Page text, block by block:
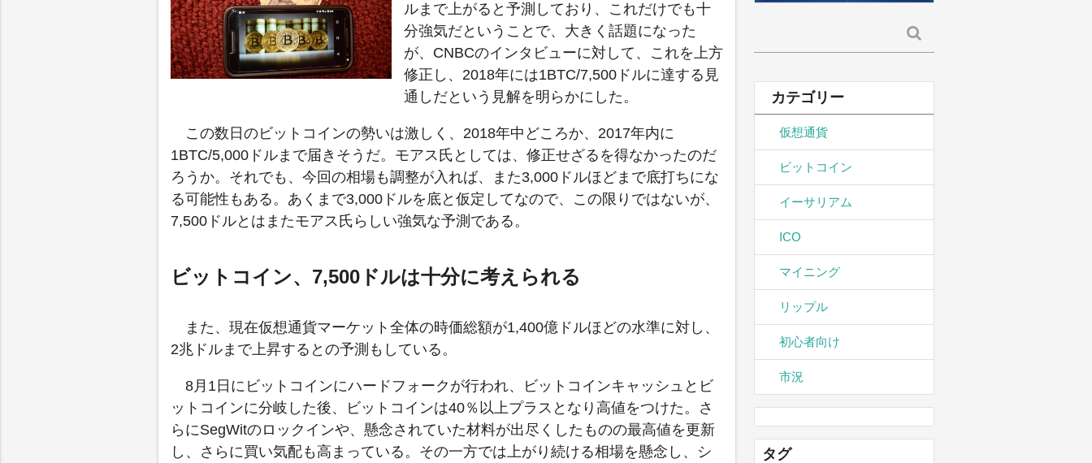
ルまで上がると予測しており、これだけでも十
分強気だということで、大きく話題になった
が、CNBCのインタビューに対して、これを上方
修正し、2018年には1BTC/7,500ドルに達する見
通しだという見解を明らかにした。
この数日のビットコインの勢いは激しく、2018年中どころか、2017年内に
1BTC/5,000ドルまで届きそうだ。モアス氏としては、修正せざるを得なかったのだ
ろうか。それでも、今回の相場も調整が入れば、また3,000ドルほどまで底打ちにな
る可能性もある。あくまで3,000ドルを底と仮定してなので、この限りではないが、
7,500ドルとはまたモアス氏らしい強気な予測である。
ビットコイン、7,500ドルは十分に考えられる
また、現在仮想通貨マーケット全体の時価総額が1,400億ドルほどの水準に対し、
2兆ドルまで上昇するとの予測もしている。
8月1日にビットコインにハードフォークが行われ、ビットコインキャッシュとビ
ットコインに分岐した後、ビットコインは40％以上プラスとなり高値をつけた。さ
らにSegWitのロックインや、懸念されていた材料が出尽くしたものの最高値を更新
し、さらに買い気配も高まっている。その一方では上がり続ける相場を懸念し、シ
索:
カテゴリー
仮想通貨
ビットコイン
イーサリアム
ICO
マイニング
リップル
初心者向け
市況
タグ